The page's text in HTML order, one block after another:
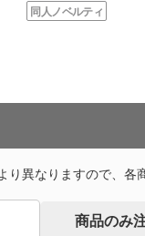
同人ノベルティ
り異なりますので、各
商品のみ